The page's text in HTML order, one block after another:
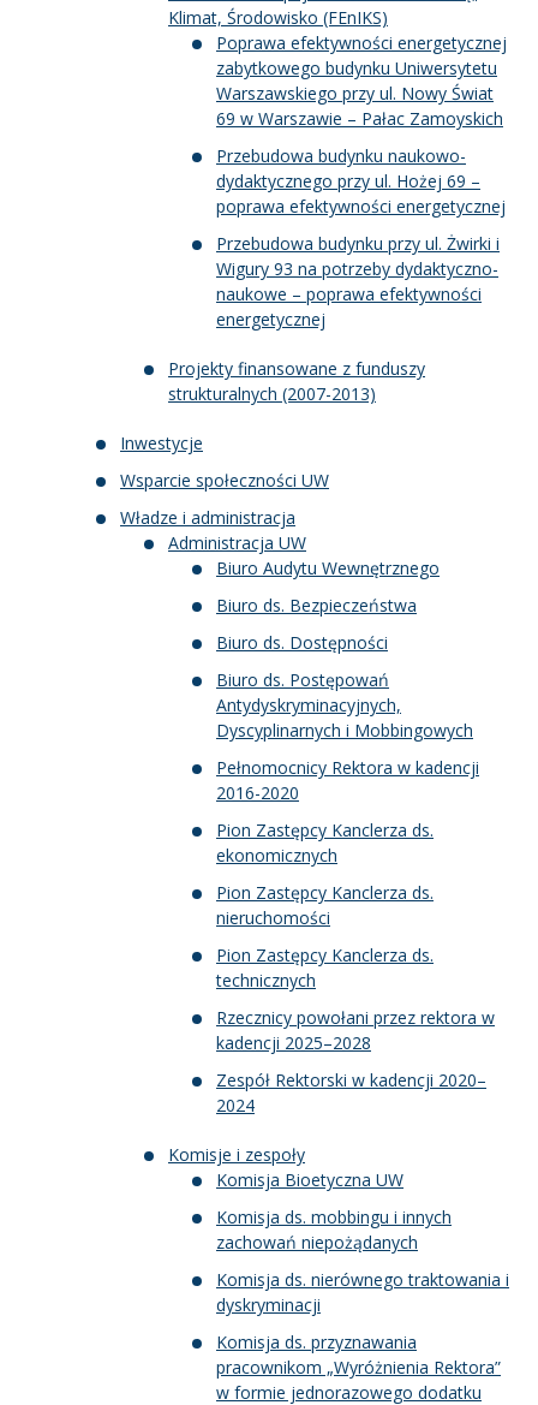
Klimat, Środowisko (FEnIKS)
Poprawa efektywności energetycznej
zabytkowego budynku Uniwersytetu
Warszawskiego przy ul. Nowy Świat
69 w Warszawie – Pałac Zamoyskich
Przebudowa budynku naukowo-
dydaktycznego przy ul. Hożej 69 –
poprawa efektywności energetycznej
Przebudowa budynku przy ul. Żwirki i
Wigury 93 na potrzeby dydaktyczno-
naukowe – poprawa efektywności
energetycznej
Projekty finansowane z funduszy
strukturalnych (2007-2013)
Inwestycje
Wsparcie społeczności UW
Władze i administracja
Administracja UW
Biuro Audytu Wewnętrznego
Biuro ds. Bezpieczeństwa
Biuro ds. Dostępności
Biuro ds. Postępowań
Antydyskryminacyjnych,
Dyscyplinarnych i Mobbingowych
Pełnomocnicy Rektora w kadencji
2016-2020
Pion Zastępcy Kanclerza ds.
ekonomicznych
Pion Zastępcy Kanclerza ds.
nieruchomości
Pion Zastępcy Kanclerza ds.
technicznych
Rzecznicy powołani przez rektora w
kadencji 2025–2028
Zespół Rektorski w kadencji 2020–
2024
Komisje i zespoły
Komisja Bioetyczna UW
Komisja ds. mobbingu i innych
zachowań niepożądanych
Komisja ds. nierównego traktowania i
dyskryminacji
Komisja ds. przyznawania
pracownikom „Wyróżnienia Rektora”
w formie jednorazowego dodatku